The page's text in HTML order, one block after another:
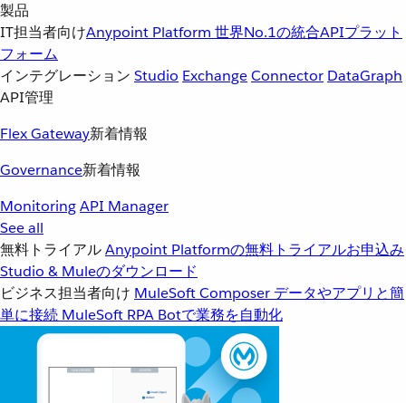
製品
IT担当者向けAnypoint Platform 世界No.1の統合APIプラット
フォーム
インテグレーション Studio ExchangeConnector DataGraph
API管理
Flex Gateway新着情報
Governance新着情報
MonitoringAPI Manager
See all
無料トライアルAnypoint Platformの無料トライアルお申込み
Studio & Muleのダウンロード
ビジネス担当者向け MuleSoft Composer データやアプリと簡
単に接続 MuleSoft RPA Botで業務を自動化